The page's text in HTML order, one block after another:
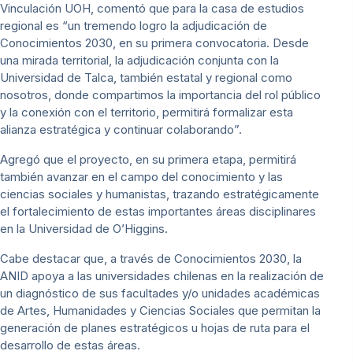
Vinculación UOH, comentó que para la casa de estudios
regional es “un tremendo logro la adjudicación de
Conocimientos 2030, en su primera convocatoria. Desde
una mirada territorial, la adjudicación conjunta con la
Universidad de Talca, también estatal y regional como
nosotros, donde compartimos la importancia del rol público
y la conexión con el territorio, permitirá formalizar esta
alianza estratégica y continuar colaborando”.
Agregó que el proyecto, en su primera etapa, permitirá
también avanzar en el campo del conocimiento y las
ciencias sociales y humanistas, trazando estratégicamente
el fortalecimiento de estas importantes áreas disciplinares
en la Universidad de O’Higgins.
Cabe destacar que, a través de Conocimientos 2030, la
ANID apoya a las universidades chilenas en la realización de
un diagnóstico de sus facultades y/o unidades académicas
de Artes, Humanidades y Ciencias Sociales que permitan la
generación de planes estratégicos u hojas de ruta para el
desarrollo de estas áreas.